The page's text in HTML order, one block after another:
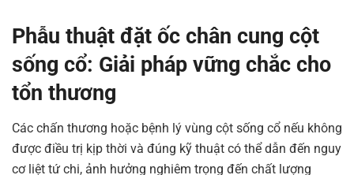
Phẫu thuật đặt ốc chân cung cột
sống cổ: Giải pháp vững chắc cho
tổn thương
Các chấn thương hoặc bệnh lý vùng cột sống cổ nếu không
được điều trị kịp thời và đúng kỹ thuật có thể dẫn đến nguy
cơ liệt tứ chi, ảnh hưởng nghiêm trọng đến chất lượng